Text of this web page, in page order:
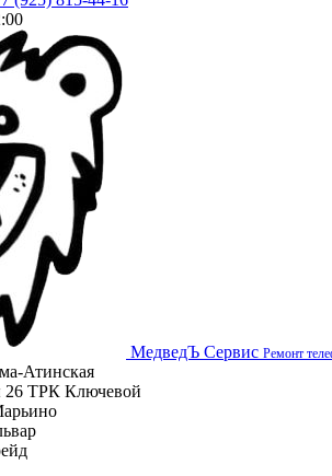
МедведЪ Сервис Ремонт
Атинская
26 ТРК Ключевой